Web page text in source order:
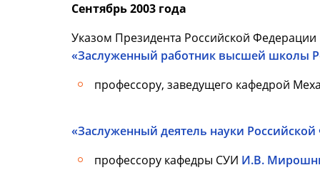
Сентябрь 2003 года
Указом Президента Российской
«Заслуженный работник высшей школы
профессору, заведущего кафедрой
«Заслуженный деятель науки
профессору кафедры СУИ И.В.